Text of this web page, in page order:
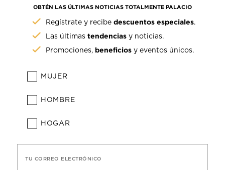
OBTÉN LAS ÚLTIMAS NOTICIAS TOTALMENTE PALACIO
Regístrate y recibedescuentos especiales.
Las últimastendencias y noticias.
Promociones, beneficios y eventos únicos.
MUJER
HOMBRE
HOGAR
TU CORREO ELECTRÓNICO